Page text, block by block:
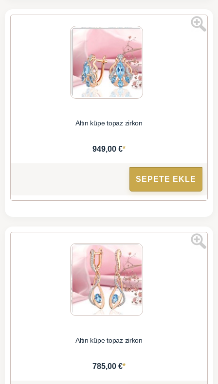
Altın küpe topaz zirkon
949,00 €*
SEPETE EKLE
Altın küpe topaz zirkon
785,00 €*